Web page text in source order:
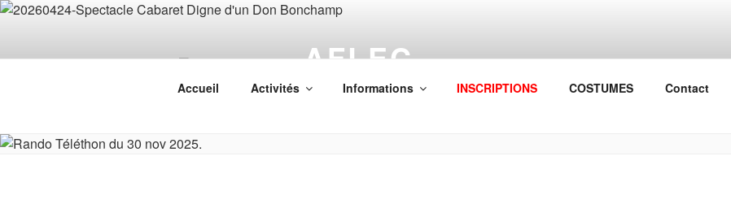
Aller
AFLEC
Association Familiale Loisirs et Culture
Accueil Activités Informations INSCRIPTIONS COSTUMES Contact